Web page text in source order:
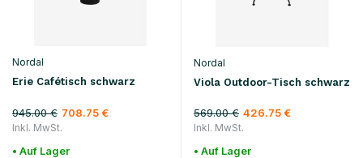
Nordal
Erie Cafétisch schwarz
945.00 € 708.75 €
Inkl. MwSt.
• Auf Lager
Nordal
Viola Outdoor-Tisch schwarz
569.00 € 426.75 €
Inkl. MwSt.
• Auf Lager